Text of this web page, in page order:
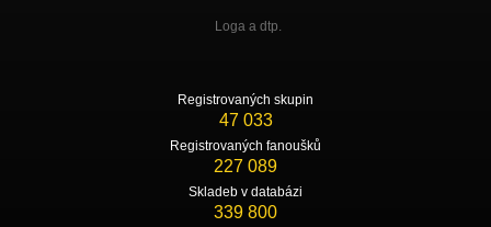
Loga a dtp.
Registrovaných skupin
47 033
Registrovaných fanoušků
227 089
Skladeb v databázi
339 800